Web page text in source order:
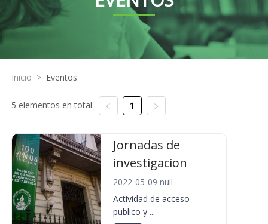
Inicio > Eventos
5 elementos en total: 1
Jornadas de
investigacion
2022-05-09 null
Actividad de acceso
publico y ...